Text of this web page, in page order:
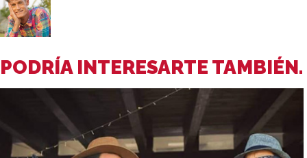
PODRÍA INTERESARTE TAMBIÉN.